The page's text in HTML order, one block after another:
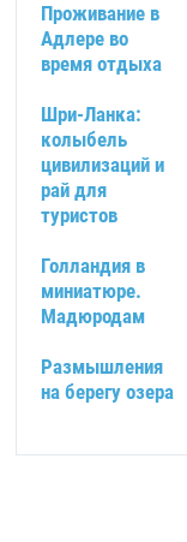
Проживание в
Адлере во
время отдыха
Шри-Ланка:
колыбель
цивилизаций и
рай для
туристов
Голландия в
миниатюре.
Мадюродам
Размышления
на берегу озера